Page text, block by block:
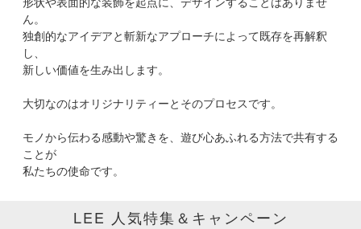
掲載雑誌
価格
円～ 円
表示オプション
ん。
独創的なアイデアと斬新なアプローチによって既存を再解釈
し、
新しい価値を生み出します。
大切なのはオリジナリティーとそのプロセスです。
モノから伝わる感動や驚きを、遊び心あふれる方法で共有する
ことが
私たちの使命です。
LEE 人気特集＆キャンペーン